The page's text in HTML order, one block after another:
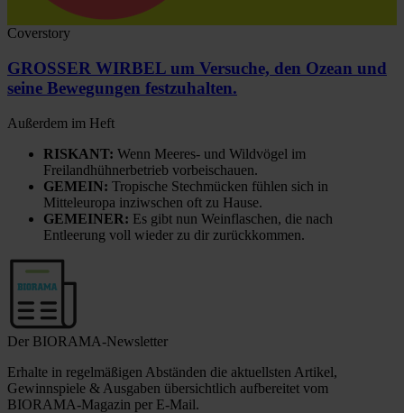
Coverstory
GROSSER WIRBEL um Versuche, den Ozean und
seine Bewegungen festzuhalten.
Außerdem im Heft
RISKANT: Wenn Meeres- und Wildvögel im
Freilandhühnerbetrieb vorbeischauen.
GEMEIN: Tropische Stechmücken fühlen sich in
Mitteleuropa inziwschen oft zu Hause.
GEMEINER: Es gibt nun Weinflaschen, die nach
Entleerung voll wieder zu dir zurückkommen.
Der BIORAMA-Newsletter
Erhalte in regelmäßigen Abständen die aktuellsten Artikel,
Gewinnspiele & Ausgaben übersichtlich aufbereitet vom
BIORAMA-Magazin per E-Mail.